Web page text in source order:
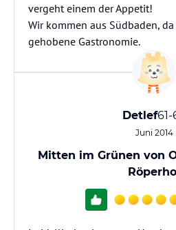
vergeht einem der Appetit!
Wir kommen aus Südbaden,
gehobene Gastronomie.
Detlef61-
Juni 2014
Mitten im Grünen von